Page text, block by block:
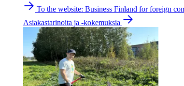
To the website: Business Finland for foreign
Asiakastarinoita ja -kokemuksia